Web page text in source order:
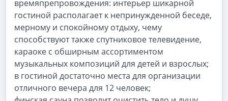
времяпрепровождения: интерьер шикарной
гостиной располагает к непринужденной беседе,
мерному и спокойному отдыху, чему
способствуют также спутниковое телевидение,
караоке с обширным ассортиментом
музыкальных композиций для детей и взрослых;
в гостиной достаточно места для организации
отличного вечера для 12 человек;